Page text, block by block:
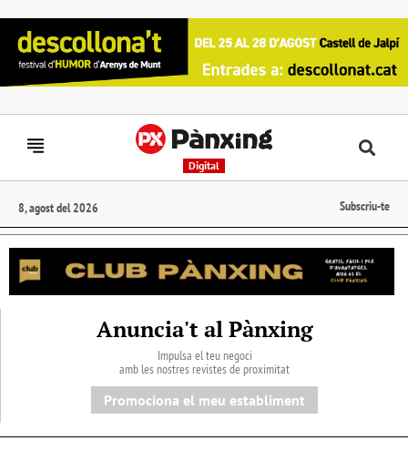
Digital
8, agost del 2026 Subscriu-te
Anuncia't al Pànxing
Impulsa el teu negoci
amb les nostres revistes de proximitat
Promociona el meu establiment